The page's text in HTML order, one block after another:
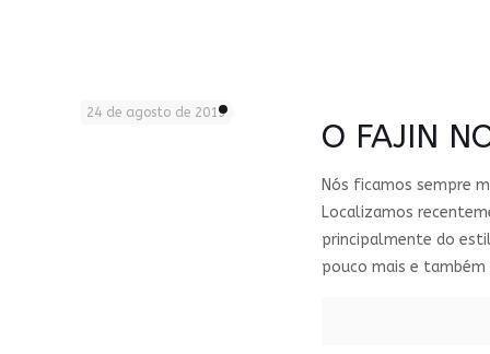
24 de agosto de 2015
O FAJIN
Nós ficamos sempre
Localizamos
principalmente do
pouco mais e